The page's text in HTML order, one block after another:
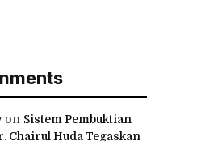
on Sistem Pembuktian
Chairul Huda Tegaskan